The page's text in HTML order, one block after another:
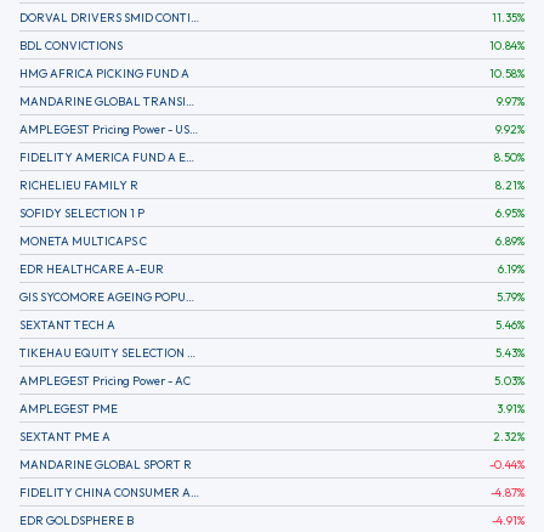
DORVAL DRIVERS SMID CONTINENTAL EUROPE
11.35%
BDL CONVICTIONS
10.84%
HMG AFRICA PICKING FUND A
10.58%
MANDARINE GLOBAL TRANSITION R
9.97%
AMPLEGEST Pricing Power - US - AC
9.92%
FIDELITY AMERICA FUND A EUR (C)
8.50%
RICHELIEU FAMILY R
8.21%
SOFIDY SELECTION 1 P
6.95%
MONETA MULTICAPS C
6.89%
EDR HEALTHCARE A-EUR
6.19%
GIS SYCOMORE AGEING POPULATION
5.79%
SEXTANT TECH A
5.46%
TIKEHAU EQUITY SELECTION R-Acc-EUR
5.43%
AMPLEGEST Pricing Power - AC
5.03%
AMPLEGEST PME
3.91%
SEXTANT PME A
2.32%
MANDARINE GLOBAL SPORT R
-0.44%
FIDELITY CHINA CONSUMER A EUR (C)
-4.87%
EDR GOLDSPHERE B
-4.91%